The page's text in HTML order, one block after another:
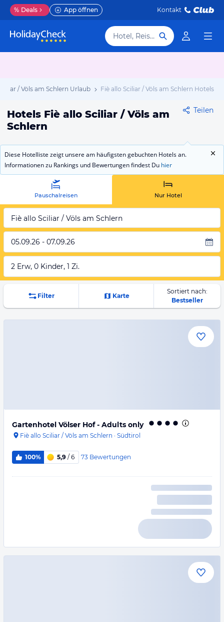
% Deals App öffnen Kontakt
Hotel, Reiseziel
/ Völs am Schlern Urlaub Fiè allo Sciliar / Völs am Schlern Hotels
Hotels Fiè allo Sciliar / Völs am
Schlern
Teilen
Diese Hotelliste zeigt unsere am häufigsten gebuchten Hotels an.
Informationen zu Rankings und Bewertungen findest Du hier
Pauschalreisen Nur Hotel
Fiè allo Sciliar / Völs am Schlern
05.09.26 - 07.09.26
2 Erw, 0 Kinder, 1 Zi.
Filter Karte
Sortiert nach:
Bestseller
Gartenhotel Völser Hof - Adults only
Fiè allo Sciliar / Völs am Schlern · Südtirol
100% 5,9 / 6 73 Bewertungen